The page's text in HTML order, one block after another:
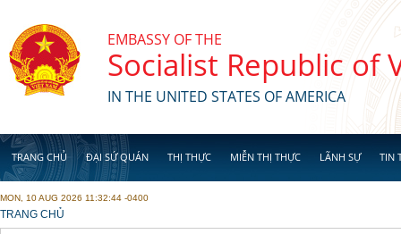
EMBASSY OF THE
Socialist Republic of
IN THE UNITED STATES OF AMERICA
TRANG CHỦ ĐẠI SỨ QUÁN THỊ THỰC MIỄN THỊ THỰC LÃNH SỰ TIN
MON, 10 AUG 2026 11:32:44 -0400
YOU ARE HERE
TRANG CHỦ